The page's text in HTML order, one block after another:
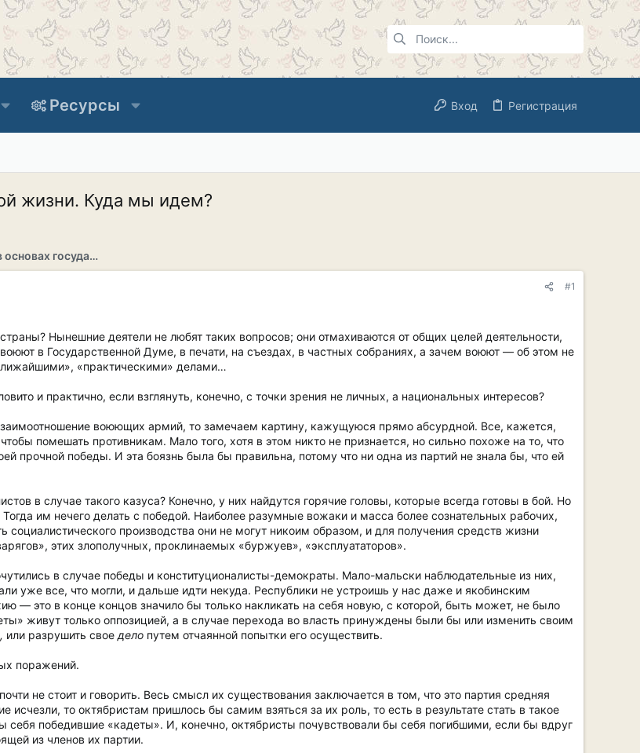
Ресурсы Вход Регистрация
жизни. Куда мы идем?
Раздел саморазвития в основах государственности
#1
Нынешние деятели не любят таких вопросов; они отмахиваются от общих целей деятельности,
в Государственной Думе, в печати, на съездах, в частных собраниях, а зачем воюют — об этом не
«практическими» делами…
и практично, если взглянуть, конечно, с точки зрения не личных, а национальных интересов?
воюющих армий, то замечаем картину, кажущуюся прямо абсурдной. Все, кажется,
помешать противникам. Мало того, хотя в этом никто не признается, но сильно похоже на то, что
прочной победы. И эта боязнь была бы правильна, потому что ни одна из партий не знала бы, что ей
в случае такого казуса? Конечно, у них найдутся горячие головы, которые всегда готовы в бой. Но
им нечего делать с победой. Наиболее разумные вожаки и масса более сознательных рабочих,
социалистического производства они не могут никоим образом, и для получения средств жизни
этих злополучных, проклинаемых «буржуев», «эксплуататоров».
в случае победы и конституционалисты-демократы. Мало-мальски наблюдательные из них,
уже все, что могли, и дальше идти некуда. Республики не устроишь у нас даже и якобинским
— это в конце концов значило бы только накликать на себя новую, с которой, быть может, не было
живут только оппозицией, а в случае перехода во власть принуждены были бы или изменить своим
или разрушить свое дело путем отчаянной попытки его осуществить.
поражений.
не стоит и говорить. Весь смысл их существования заключается в том, что это партия средняя
то октябристам пришлось бы самим взяться за их роль, то есть в результате стать в такое
победившие «кадеты». И, конечно, октябристы почувствовали бы себя погибшими, если бы вдруг
из членов их партии.